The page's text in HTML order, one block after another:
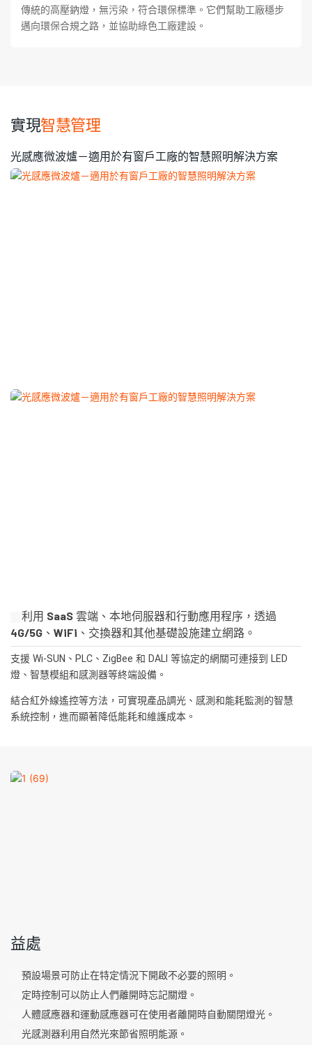
傳統的高壓鈉燈，無污染，符合環保標準。它們幫助工廠穩步
邁向環保合規之路，並協助綠色工廠建設。
實現智慧管理
光感應微波爐－適用於有窗戶工廠的智慧照明解決方案
利用 SaaS 雲端、本地伺服器和行動應用程序，透過
4G/5G、WiFi、交換器和其他基礎設施建立網路。
支援 Wi-SUN、PLC、ZigBee 和 DALI 等協定的網關可連接到 LED
燈、智慧模組和感測器等終端設備。
結合紅外線遙控等方法，可實現產品調光、感測和能耗監測的智慧
系統控制，進而顯著降低能耗和維護成本。
益處
預設場景可防止在特定情況下開啟不必要的照明。
定時控制可以防止人們離開時忘記關燈。
人體感應器和運動感應器可在使用者離開時自動關閉燈光。
光感測器利用自然光來節省照明能源。